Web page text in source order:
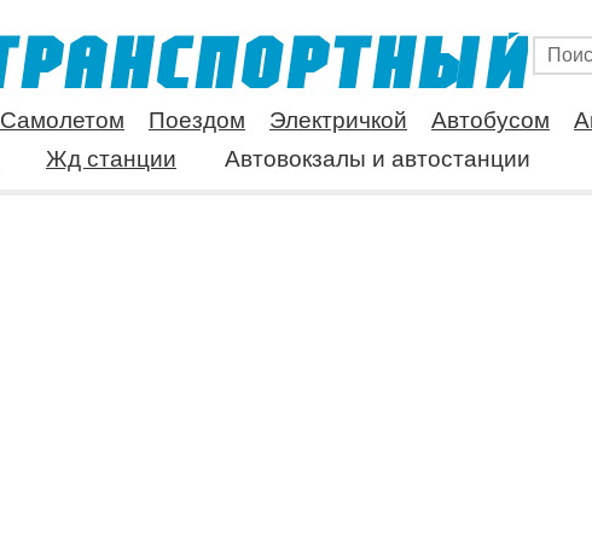
Самолетом Поездом Электричкой Автобусом
Жд станции Автовокзалы и автостанции